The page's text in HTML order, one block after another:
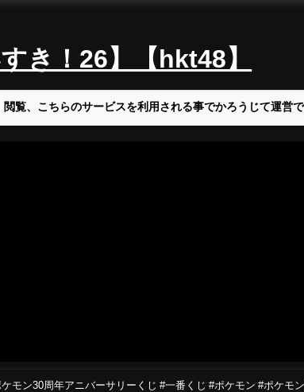
き！26】【hkt48】
覧、こちらのサービスを利用される事でかろうじて運営
モン30周年アニバーサリーくじ #一番くじ #ポケモン #ポケモ